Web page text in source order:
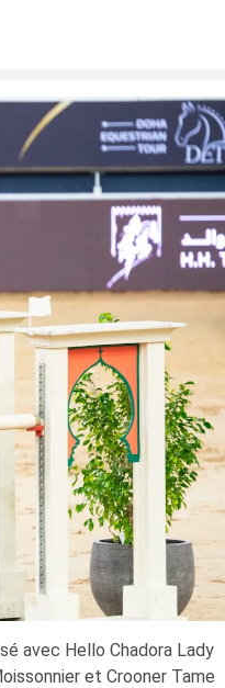
avec Hello Chadora Lady
et Crooner Tame